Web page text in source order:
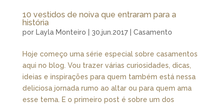
10 vestidos de noiva que entraram para a
história
por Layla Monteiro 30.jun.2017| Casamento
Hoje começo uma série especial sobre casamentos
aqui no blog. Vou trazer várias curiosidades, dicas,
ideias e inspirações para quem também está nessa
deliciosa jornada rumo ao altar ou para quem ama
esse tema. E o primeiro post é sobre um dos